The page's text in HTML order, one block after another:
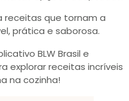
receitas que tornam a
prática e saborosa.
BLW Brasil e
explorar receitas incríveis
na cozinha!